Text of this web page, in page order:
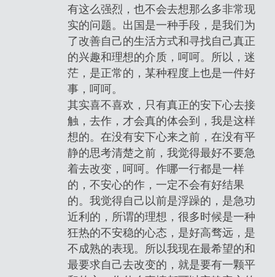
有这么强烈，也不会去想那么多非常现
实的问题。出国是一种手段，是我们为
了改善自己的生活方式和寻找自己真正
的兴趣和理想的介质，呵呵。所以，迷
茫，是正常的，某种程度上也是一件好
事，呵呵。
其实喜不喜欢，只有真正的安下心去接
触，去作，才会真的体会到，我是这样
想的。在没有安下心来之前，在没有平
静的思考清楚之前，我觉得最好不要急
着去改变，呵呵。作哪一行都是一样
的，不安心的作，一定不会有好结果
的。我觉得自己以前是浮躁的，是急功
近利的，所谓的理想，很多时候是一种
狂热的不安稳的心态，是好高骛远，是
不成熟的表现。所以我现在最希望的和
最要求自己去改变的，就是要有一颗平